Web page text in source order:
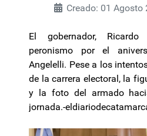
Creado: 01 Agosto
El gobernador,
peronismo por el
Angelelli. Pese a los
de la carrera electoral, la
y la foto del armado
jornada.-